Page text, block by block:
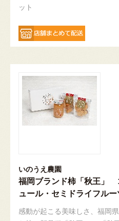
ット
いのうえ農園
福岡ブランド柿「秋王」
ュール・セミドライフル
感動が起こる美味しさ、福岡